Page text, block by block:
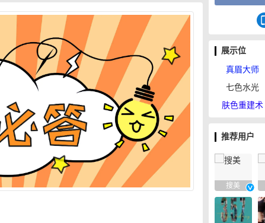
展示位
真眉大师
七色水光
肤色重建术
推荐用户
搜美